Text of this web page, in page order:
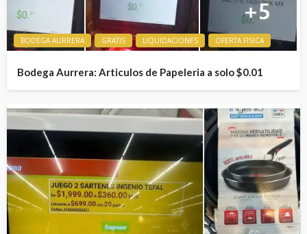
BODEGA AURRERA GRATIS LIQUIDACIONES OFERTA FISICA
Bodega Aurrera: Articulos de Papeleria a solo $0.01